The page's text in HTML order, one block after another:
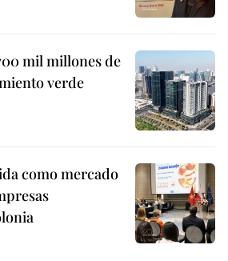
mil millones de
verde
como mercado